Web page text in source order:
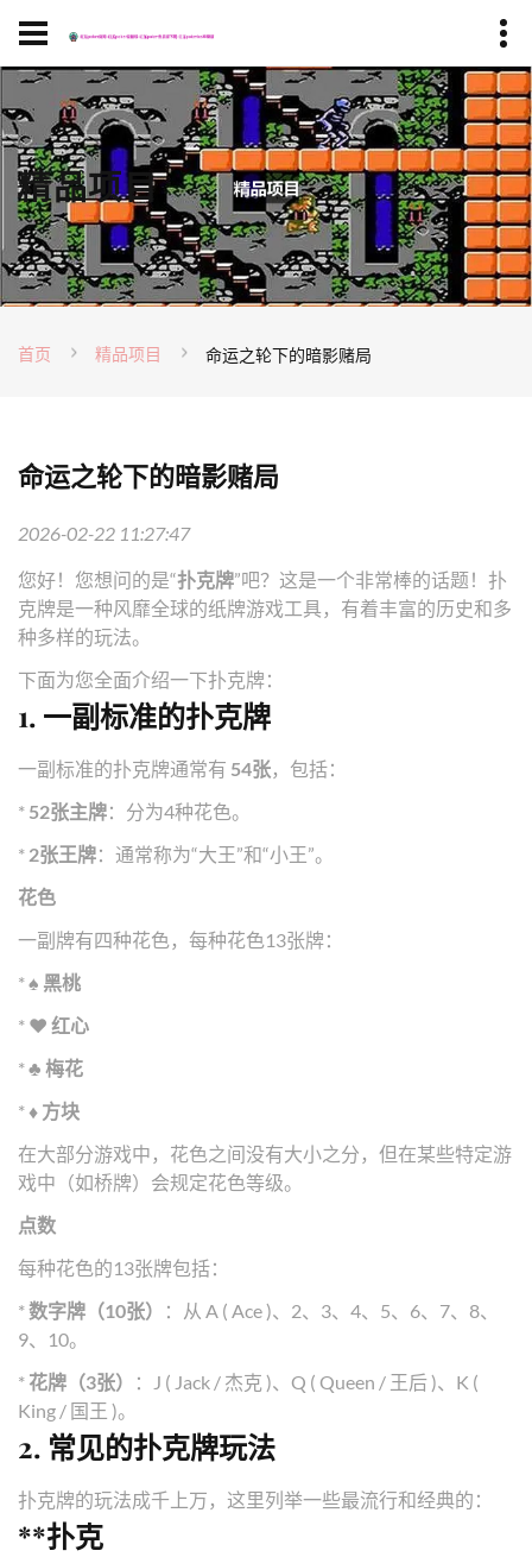
精品项目
首页 精品项目 命运之轮下的暗影赌局
命运之轮下的暗影赌局
2026-02-22 11:27:47
您好！您想问的是“扑克牌”吧？这是一个非常棒的话题！扑
克牌是一种风靡全球的纸牌游戏工具，有着丰富的历史和多
种多样的玩法。
下面为您全面介绍一下扑克牌：
1. 一副标准的扑克牌
一副标准的扑克牌通常有 54张，包括：
* 52张主牌：分为4种花色。
* 2张王牌：通常称为“大王”和“小王”。
花色
一副牌有四种花色，每种花色13张牌：
*♠️ 黑桃
* ♥️ 红心
*♣️ 梅花
*♦️ 方块
在大部分游戏中，花色之间没有大小之分，但在某些特定游
戏中（如桥牌）会规定花色等级。
点数
每种花色的13张牌包括：
*数字牌（10张）
：从 A ( Ace )、2、3、4、5、6、7、8、
9、10。
* 花牌（3张）
：J ( Jack / 杰克 )、Q ( Queen / 王后 )、K (
King / 国王 )。
2. 常见的扑克牌玩法
扑克牌的玩法成千上万，这里列举一些最流行和经典的：
**扑克